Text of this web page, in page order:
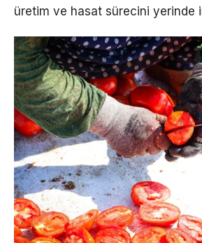
üretim ve hasat sürecini yerinde